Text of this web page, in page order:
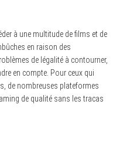
à une multitude de films et de
en raison des
de légalité à contourner,
en compte. Pour ceux qui
de nombreuses plateformes
de qualité sans les tracas